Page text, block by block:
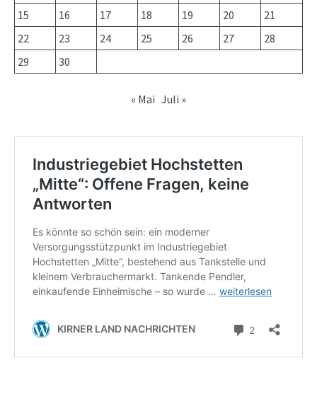
15
16 17 18 19 20
21
22
23 24 25 26 27
28
29
30
« Mai Juli »